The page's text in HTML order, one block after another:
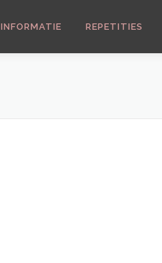
INFORMATIE REPETITIES